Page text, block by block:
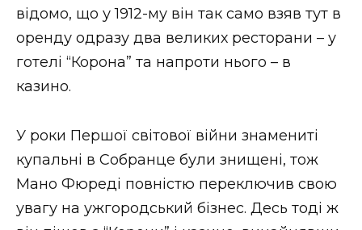
відомо, що у 1912-му він так само взяв тут в
оренду одразу два великих ресторани – у
готелі “Корона” та напроти нього – в
казино.
У роки Першої світової війни знамениті
купальні в Собранце були знищені, тож
Мано Фюреді повністю переключив свою
увагу на ужгородський бізнес. Десь тоді ж